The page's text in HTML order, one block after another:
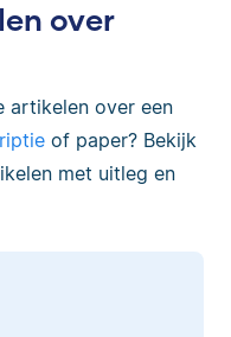
over
artikelen over een
of paper? Bekijk
met uitleg en